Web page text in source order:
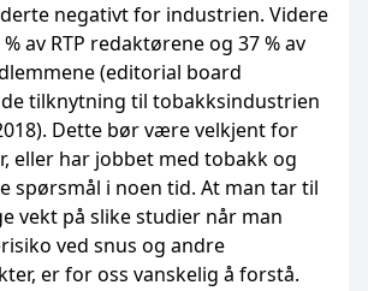
negativt for industrien. Videre
av RTP redaktørene og 37 % av
(editorial board
tilknytning til tobakksindustrien
Dette bør være velkjent for
eller har jobbet med tobakk og
spørsmål i noen tid. At man tar til
vekt på slike studier når man
ved snus og andre
er for oss vanskelig å forstå.